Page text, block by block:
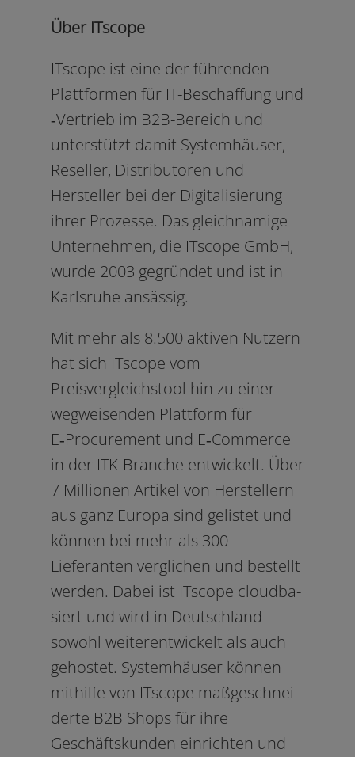
Über ITscope
ITscope ist eine der füh­ren­den
Plattformen für IT-Beschaffung und
‑Vertrieb im B2B-Bereich und
unter­stützt damit Systemhäuser,
Reseller, Distributoren und
Hersteller bei der Digitalisierung
ihrer Prozesse. Das gleich­na­mi­ge
Unternehmen, die ITscope GmbH,
wur­de 2003 gegrün­det und ist in
Karlsruhe ansässig.
Mit mehr als 8.500 akti­ven Nutzern
hat sich ITscope vom
Preisvergleichstool hin zu einer
weg­wei­sen­den Plattform für
E‑Procurement und E‑Commerce
in der ITK-Branche ent­wi­ckelt. Über
7 Millionen Artikel von Herstellern
aus ganz Europa sind gelis­tet und
kön­nen bei mehr als 300
Lieferanten ver­gli­chen und bestellt
wer­den. Dabei ist ITscope cloud­ba­
siert und wird in Deutschland
sowohl wei­ter­ent­wi­ckelt als auch
gehos­tet. Systemhäuser kön­nen
mit­hil­fe von ITscope maß­ge­schnei­
der­te B2B Shops für ihre
Geschäftskunden ein­rich­ten und